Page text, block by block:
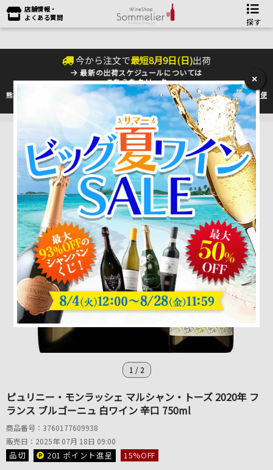
店舗情報・
よくある質問
探す
今から注文で最短8月9日(日)出荷
最新の出荷スケジュールについては
こちらをクリック
熊本地震の影響により九州への配送に遅れが生じております。最新情報は佐川急便
のHP
をご確認下さい。
1 / 2
ピュリニー・モンラッシェ マルシャン・トーズ 2020年 フ
ランス ブルゴーニュ 白ワイン 辛口 750ml
商品番号：3760177609938
販売日：2025年 07月 18日 09:00
品切 201 ポイント進呈 15%OFF
×